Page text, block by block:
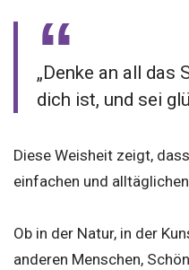
„Denke an all das
dich ist, und sei
Diese Weisheit zeigt,
einfachen und
Ob in der Natur, in der
anderen Menschen,